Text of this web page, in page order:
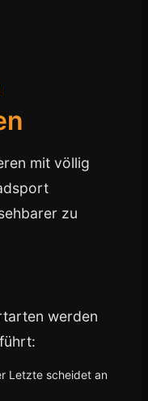
mit völlig
zu
werden
Letzte scheidet an